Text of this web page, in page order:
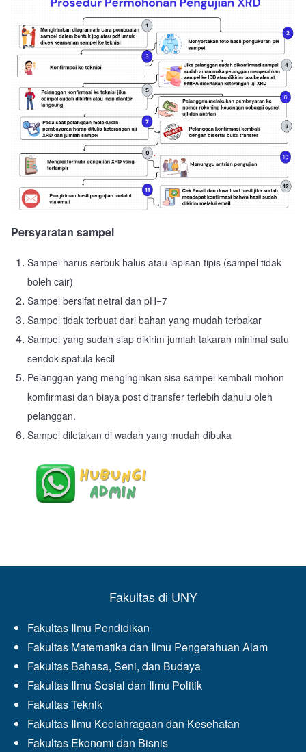
Persyaratan sampel
Sampel harus serbuk halus atau lapisan tipis (sampel tidak
boleh cair)
Sampel bersifat netral dan pH=7
Sampel tidak terbuat dari bahan yang mudah terbakar
Sampel yang sudah siap dikirim jumlah takaran minimal satu
sendok spatula kecil
Pelanggan yang menginginkan sisa sampel kembali mohon
komfirmasi dan biaya post ditransfer terlebih dahulu oleh
pelanggan.
Sampel diletakan di wadah yang mudah dibuka
Fakultas di UNY
Fakultas Ilmu Pendidikan
Fakultas Matematika dan Ilmu Pengetahuan Alam
Fakultas Bahasa, Seni, dan Budaya
Fakultas Ilmu Sosial dan Ilmu Politik
Fakultas Teknik
Fakultas Ilmu Keolahragaan dan Kesehatan
Fakultas Ekonomi dan Bisnis